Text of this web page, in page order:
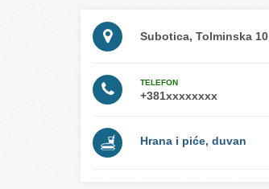
Subotica, Tolminska 10
TELEFON
Hrana i piće, duvan